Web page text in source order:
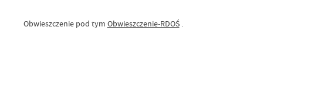
Obwieszczenie pod tym Obwieszczenie-RDOŚ.